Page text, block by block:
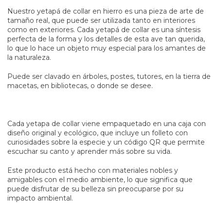
Nuestro yetapá de collar en hierro es una pieza de arte de
tamaño real, que puede ser utilizada tanto en interiores
como en exteriores. Cada yetapá de collar es una síntesis
perfecta de la forma y los detalles de esta ave tan querida,
lo que lo hace un objeto muy especial para los amantes de
la naturaleza.
Puede ser clavado en árboles, postes, tutores, en la tierra de
macetas, en bibliotecas, o donde se desee.
Cada yetapa de collar viene empaquetado en una caja con
diseño original y ecológico, que incluye un folleto con
curiosidades sobre la especie y un código QR que permite
escuchar su canto y aprender más sobre su vida.
Este producto está hecho con materiales nobles y
amigables con el medio ambiente, lo que significa que
puede disfrutar de su belleza sin preocuparse por su
impacto ambiental.